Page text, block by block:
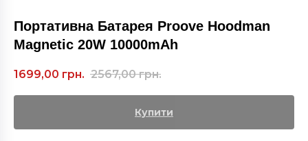
Портативна Батарея Proove Hoodman
Magnetic 20W 10000mAh
1699,00 грн. 2567,00 грн.
Купити